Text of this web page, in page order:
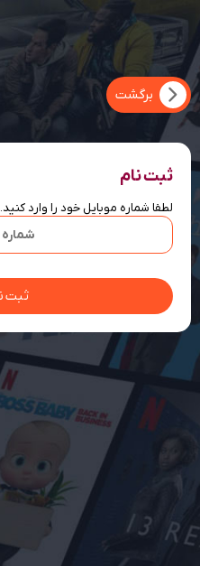
ثبت نام
لطفا شماره موبایل خود را وارد کنید.